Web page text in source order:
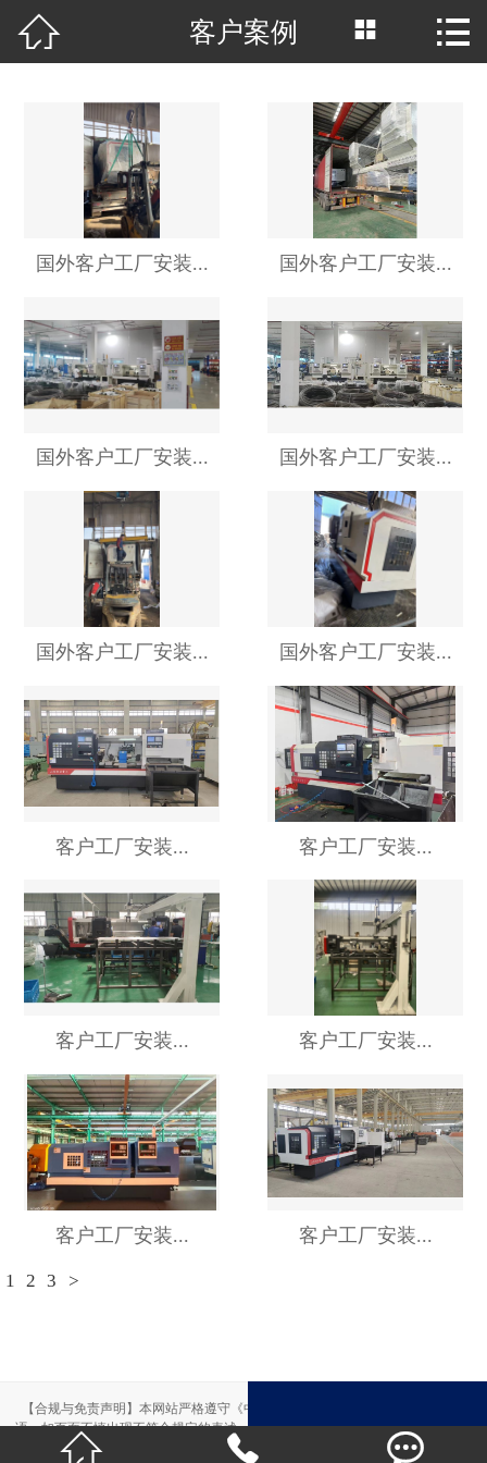
网站首页
产品中心
厂房场景
行业资讯
联系我们
 客户案例  
国外客户工厂安装... 国外客户工厂安装...
国外客户工厂安装... 国外客户工厂安装...
国外客户工厂安装... 国外客户工厂安装...
客户工厂安装... 客户工厂安装...
客户工厂安装... 客户工厂安装...
客户工厂安装... 客户工厂安装...
1 2 3 >
  
【合规与免责声明】本网站严格遵守《中华人民共和国广告法》，尽力规范用
语。如页面不慎出现不符合规定的表述，敬请联系我们，将立即更正；相关内容
仅供参考，不构成交易依据。